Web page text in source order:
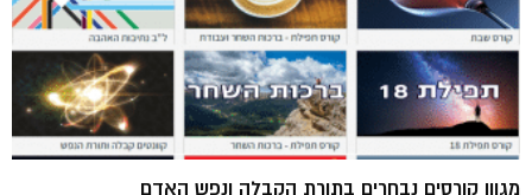
מגוון קורסים נבחרים בתורת הקבלה ונפש האדם